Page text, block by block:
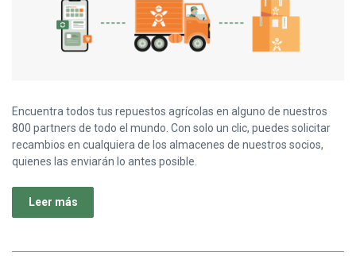
Encuentra todos tus repuestos agrícolas en alguno de nuestros
800 partners de todo el mundo. Con solo un clic, puedes solicitar
recambios en cualquiera de los almacenes de nuestros socios,
quienes las enviarán lo antes posible.
Leer más